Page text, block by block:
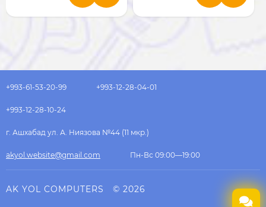
+993-61-53-20-99 +993-12-28-04-01
+993-12-28-10-24
г. Ашхабад ул. А. Ниязова №44 (11 мкр.)
akyol.website@gmail.com Пн-Вс 09:00—19:00
AK YOL COMPUTERS © 2026